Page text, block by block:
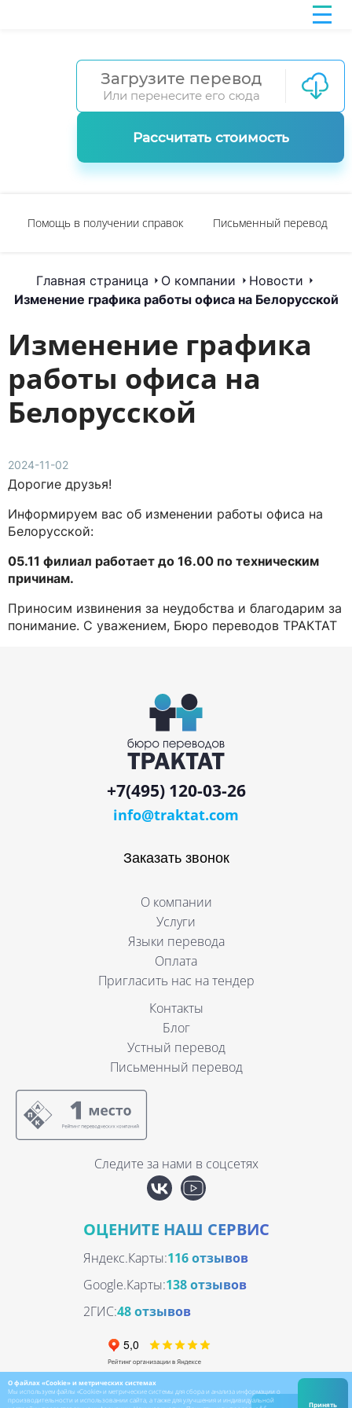
Загрузите перевод
Или перенесите его сюда
Рассчитать стоимость
Помощь в получении справок Письменный перевод
Главная страница О компании
Новости
Изменение графика работы офиса на Белорусской
Изменение графика
работы офиса на
Белорусской
2024-11-02
Дорогие друзья!
Информируем вас об изменении работы офиса на
Белорусской:
05.11 филиал работает до 16.00 по техническим
причинам.
Приносим извинения за неудобства и благодарим за
понимание. С уважением, Бюро переводов ТРАКТАТ
Заказать звонок
О компании
Услуги
Языки перевода
Оплата
Пригласить нас на тендер
Контакты
Блог
Устный перевод
Письменный перевод
+7(495) 120-03-26
info@traktat.com
Следите за нами в соцсетях
ОЦЕНИТЕ НАШ СЕРВИС
Яндекс.Карты:116 отзывов
Google.Карты:138 отзывов
2ГИС:48 отзывов
О файлах «Cookie» и метрических системах
Мы используем файлы «Cookie» и метрические системы для сбора и анализа информации о
производительности и использовании сайта, а также для улучшения и индивидуальной
Принять